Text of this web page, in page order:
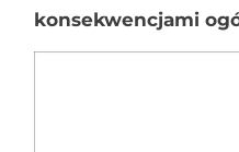
konsekwencjami